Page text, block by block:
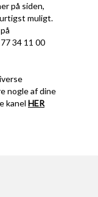
på siden,
muligt.
34 11 00
nogle af dine
kanel HER